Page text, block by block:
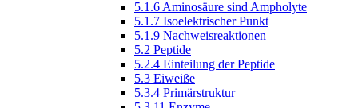
5.1.6 Aminosäure sind Ampholyte
5.1.7 Isoelektrischer Punkt
5.1.9 Nachweisreaktionen
5.2 Peptide
5.2.4 Einteilung der Peptide
5.3 Eiweiße
5.3.4 Primärstruktur